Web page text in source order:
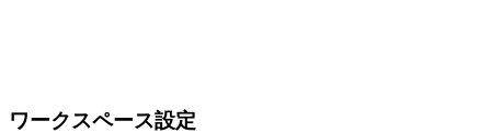
ワークスペース設定